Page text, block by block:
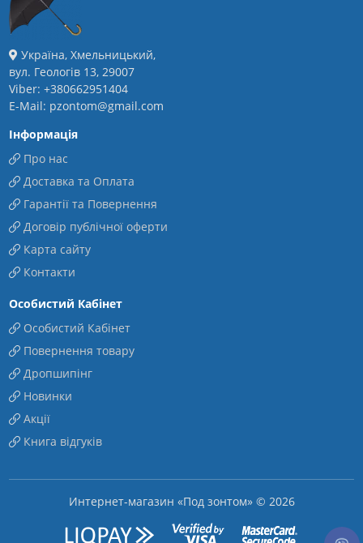
Україна, Хмельницький,
вул. Геологів 13, 29007
Viber: +380662951404
E-Mail: pzontom@gmail.com
Інформація
Про нас
Доставка та Оплата
Гарантії та Повернення
Договір публічної оферти
Карта сайту
Контакти
Особистий Кабінет
Особистий Кабінет
Повернення товару
Дропшипінг
Новинки
Акції
Книга відгуків
Интернет-магазин «Под зонтом» © 2026